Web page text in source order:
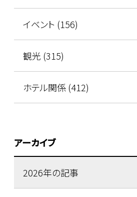
イベント (156)
観光 (315)
ホテル関係 (412)
アーカイブ
2026年の記事